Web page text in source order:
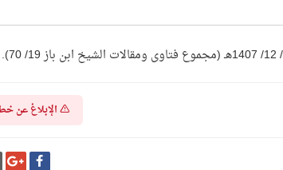
الإبلاغ عن
شارك